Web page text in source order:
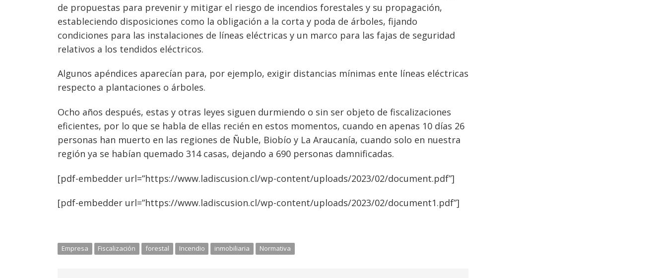
de propuestas para prevenir y mitigar el riesgo de incendios forestales y su propagación,
estableciendo disposiciones como la obligación a la corta y poda de árboles, fijando
condiciones para las instalaciones de líneas eléctricas y un marco para las fajas de seguridad
relativos a los tendidos eléctricos.
Algunos apéndices aparecían para, por ejemplo, exigir distancias mínimas ente líneas eléctricas
respecto a plantaciones o árboles.
Ocho años después, estas y otras leyes siguen durmiendo o sin ser objeto de fiscalizaciones
eficientes, por lo que se habla de ellas recién en estos momentos, cuando en apenas 10 días 26
personas han muerto en las regiones de Ñuble, Biobío y La Araucanía, cuando solo en nuestra
región ya se habían quemado 314 casas, dejando a 690 personas damnificadas.
[pdf-embedder url=”https://www.ladiscusion.cl/wp-content/uploads/2023/02/document.pdf”]
[pdf-embedder url=”https://www.ladiscusion.cl/wp-content/uploads/2023/02/document1.pdf”]
Empresa Fiscalización forestal Incendio inmobiliaria Normativa